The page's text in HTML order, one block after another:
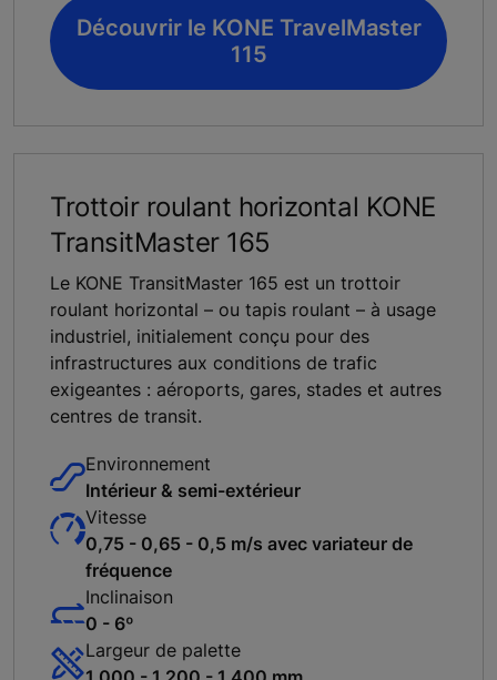
Découvrir le KONE TravelMaster
115
Trottoir roulant horizontal KONE
TransitMaster 165
Le KONE TransitMaster 165 est un trottoir
roulant horizontal – ou tapis roulant – à usage
industriel, initialement conçu pour des
infrastructures aux conditions de trafic
exigeantes : aéroports, gares, stades et autres
centres de transit.
Environnement
Intérieur & semi-extérieur
Vitesse
0,75 - 0,65 - 0,5 m/s avec variateur de
fréquence
Inclinaison
0 - 6º
Largeur de palette